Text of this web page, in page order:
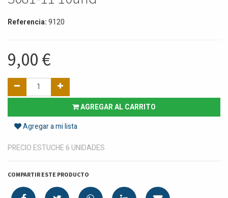
Referencia:9120
9,00 €
AGREGAR AL CARRITO
Agregar a mi lista
PRECIO ESTUCHE 6 UNIDADES
COMPARTIR ESTE PRODUCTO